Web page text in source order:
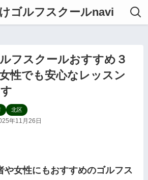
ゴルフスクールnavi
フスクールおすすめ３
性でも安心なレッスン
北区
年11月26日
や女性にもおすすめのゴルフス